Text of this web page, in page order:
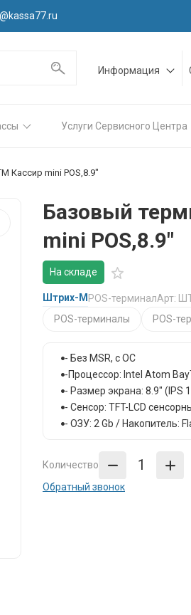
Информация
Услуги Сервисного Центра
Кассир mini POS,8.9"
Базовый
mini POS,8.9"
На складе
Штрих-М POS-терминалАрт:
POS-терминалы
POS-
- Без MSR, с ОС
-Процессор: Intel Atom
- Размер экрана: 8.9" (IPS
- Сенсор: TFT-LCD
- ОЗУ: 2 Gb / Накопитель:
Количество
Обратный звонок